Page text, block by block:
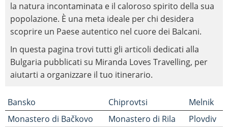
la natura incontaminata e il caloroso spirito della sua
popolazione. È una meta ideale per chi desidera
scoprire un Paese autentico nel cuore dei Balcani.
In questa pagina trovi tutti gli articoli dedicati alla
Bulgaria pubblicati su Miranda Loves Travelling, per
aiutarti a organizzare il tuo itinerario.
Bansko Chiprovtsi
Melnik
Monastero di Bačkovo
Monastero di Rila
Plovdiv